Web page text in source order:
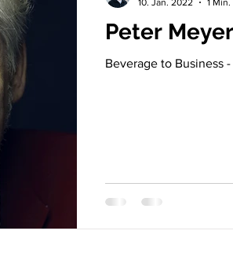
Peter Meyer
Beverage to Business
10. Jan. 2022
1